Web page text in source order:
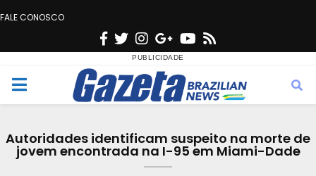
FALE CONOSCO
F
c
e
o
T
w
i
t
e
n
s
t
g
r
G
o
o
g
e
Y
u
t
b
s
M
n
Autoridades identificam suspeito na morte de
jovem encontrada na I-95 em Miami-Dade